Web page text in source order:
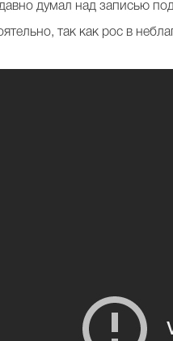
думал над записью
так как рос в